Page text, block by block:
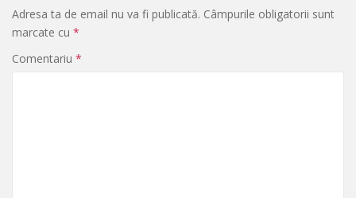
Adresa ta de email nu va fi publicată. Câmpurile obligatorii sunt
marcate cu *
Comentariu *